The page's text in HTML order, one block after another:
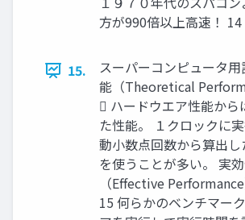
方が990倍以上高速！ 14
15.
スーパーコンピュータ
能（Theoretical
 ハードウエア性能から
た性能。 １クロックに
動小数点回数から算出し
を使うことが多い。 実
（Effective
15 何らかのベンチマー